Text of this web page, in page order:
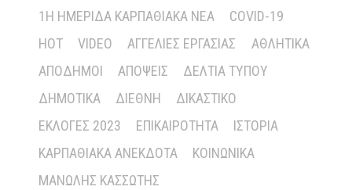
1Η ΗΜΕΡΊΔΑ ΚΑΡΠΑΘΙΑΚΆ ΝΈΑ
COVID-19
HOT
VIDEO ΑΓΓΕΛΊΕΣ ΕΡΓΑΣΊΑΣ
ΑΘΛΗΤΙΚΆ
ΑΠΌΔΗΜΟΙ
ΑΠΌΨΕΙΣ
ΔΕΛΤΊΑ ΤΎΠΟΥ
ΔΗΜΟΤΙΚΆ
ΔΙΕΘΝΉ
ΔΙΚΑΣΤΙΚΌ
ΕΚΛΟΓΈΣ 2023
ΕΠΙΚΑΙΡΌΤΗΤΑ
ΙΣΤΟΡΊΑ
ΚΑΡΠΑΘΙΑΚΆ ΑΝΈΚΔΟΤΑ
ΚΟΙΝΩΝΙΚΆ
ΜΑΝΏΛΗΣ ΚΑΣΣΏΤΗΣ